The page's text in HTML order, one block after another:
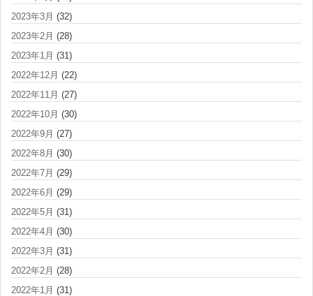
2023年3月 (32)
2023年2月 (28)
2023年1月 (31)
2022年12月 (22)
2022年11月 (27)
2022年10月 (30)
2022年9月 (27)
2022年8月 (30)
2022年7月 (29)
2022年6月 (29)
2022年5月 (31)
2022年4月 (30)
2022年3月 (31)
2022年2月 (28)
2022年1月 (31)